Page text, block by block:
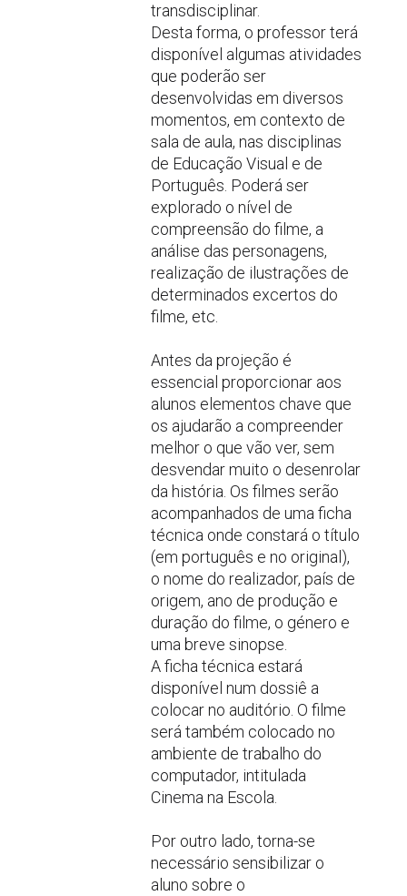
transdisciplinar.
Desta forma, o professor terá
disponível algumas atividades
que poderão ser
desenvolvidas em diversos
momentos, em contexto de
sala de aula, nas disciplinas
de Educação Visual e de
Português. Poderá ser
explorado o nível de
compreensão do filme, a
análise das personagens,
realização de ilustrações de
determinados excertos do
filme, etc.
Antes da projeção é
essencial proporcionar aos
alunos elementos chave que
os ajudarão a compreender
melhor o que vão ver, sem
desvendar muito o desenrolar
da história. Os filmes serão
acompanhados de uma ficha
técnica onde constará o título
(em português e no original),
o nome do realizador, país de
origem, ano de produção e
duração do filme, o género e
uma breve sinopse.
A ficha técnica estará
disponível num dossiê a
colocar no auditório. O filme
será também colocado no
ambiente de trabalho do
computador, intitulada
Cinema na Escola.
Por outro lado, torna-se
necessário sensibilizar o
aluno sobre o